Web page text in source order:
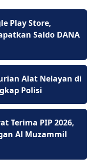
Play Store,
Saldo DANA
Alat Nelayan di
Polisi
Terima PIP 2026,
Al Muzammil